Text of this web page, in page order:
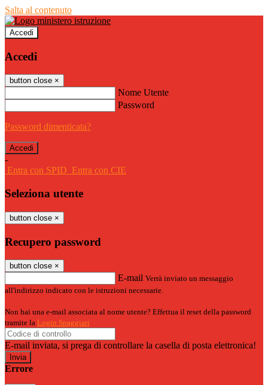
Salta al contenuto
Accedi
Accedi
button close ×
Nome Utente
Password
Password dimenticata?
-
Entra con SPID Entra con CIE
Seleziona utente
button close ×
Recupero password
button close ×
E-mail Verrà inviato un messaggio
all'indirizzo indicato con le istruzioni necessarie.
Non hai una e-mail associata al nome utente? Effettua il reset della password
tramite la Login Spaggiari
E-mail inviata, si prega di controllare la casella di posta elettronica!
Errore